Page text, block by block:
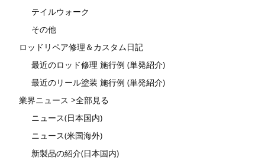
テイルウォーク
その他
ロッドリペア修理＆カスタム日記
最近のロッド修理 施行例 (単発紹介)
最近のリール塗装 施行例 (単発紹介)
業界ニュース >全部見る
ニュース(日本国内)
ニュース(米国海外)
新製品の紹介(日本国内)